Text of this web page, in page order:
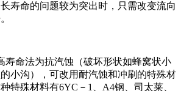
寿命的问题较为突出时，只需改变流向
寿命法为抗汽蚀（破坏形状如蜂窝状小
小沟），可改用耐汽蚀和冲刷的特殊材
特殊材料有6YC－1、A4钢、司太莱、